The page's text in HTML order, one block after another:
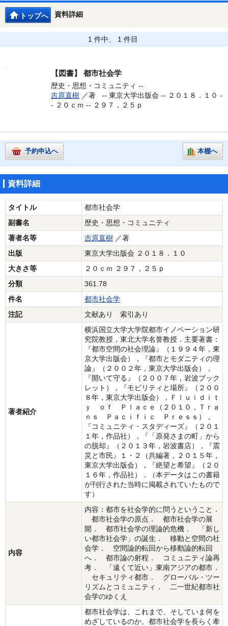
資料詳細
トップへ
1 件中、 1 件目
【図書】 都市社会学
歴史・思想・コミュニティ --
吉原直樹 ／著 -- 東京大学出版会 -- ２０１８．１０ -
- ２０ｃｍ -- ２９７，２５ｐ
予約申込へ 本棚へ
資料詳細
タイトル
都市社会学
副書名
歴史・思想・コミュニティ
著者名等
吉原直樹 ／著
出版
東京大学出版会 ２０１８．１０
大きさ等
２０ｃｍ ２９７，２５ｐ
分類
361.78
件名
都市社会学
注記
文献あり 索引あり
著者紹介
横浜国立大学大学院都市イノベーション研
究院教授，東北大学名誉教授．主要著書：
『都市空間の社会理論』（１９９４年，東
京大学出版会），『都市とモダニティの理
論』（２００２年，東京大学出版会），
『開いて守る』（２００７年，岩波ブック
レット），『モビリティと場所』（２００
８年，東京大学出版会），Ｆｌｕｉｄｉｔ
ｙ ｏｆ Ｐｌａｃｅ（２０１０，Ｔｒａ
ｎｓ Ｐａｃｉｆｉｃ Ｐｒｅｓｓ），
『コミュニティ・スタディーズ』（２０１
１年，作品社），『「原発さまの町」から
の脱却』（２０１３年，岩波書店），『震
災と市民』１・２（共編著，２０１５年，
東京大学出版会），『絶望と希望』（２０
１６年，作品社）．（本データはこの書籍
が刊行された当時に掲載されていたもので
す）
内容
内容：都市を社会学的に問うということ．
都市社会学の原点． 都市社会学の展
開． 都市社会学の理論的危機． 「新し
い都市社会学」の誕生． 移動と空間の社
会学． 空間論的転回から移動論的転回
へ． 都市論の射程． コミュニティ論再
考． 「遠くて近い」東南アジアの都市．
セキュリティ都市． グローバル・ツー
リズムとコミュニティ． 二一世紀都市社
会学のゆくえ
都市社会学は、これまで、そしていま何を
めざしているのか。都市社会学を長らく牽